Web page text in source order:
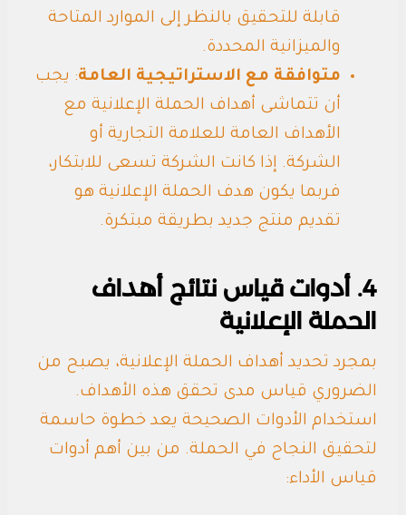
قابلة للتحقيق بالنظر إلى الموارد المتاحة
والميزانية المحددة.
متوافقة مع الاستراتيجية العامة: يجب
أن تتماشى أهداف الحملة الإعلانية مع
الأهداف العامة للعلامة التجارية أو
الشركة. إذا كانت الشركة تسعى للابتكار،
فربما يكون هدف الحملة الإعلانية هو
تقديم منتج جديد بطريقة مبتكرة.
4. أدوات قياس نتائج أهداف
الحملة الإعلانية
بمجرد تحديد أهداف الحملة الإعلانية، يصبح من
الضروري قياس مدى تحقق هذه الأهداف.
استخدام الأدوات الصحيحة يعد خطوة حاسمة
لتحقيق النجاح في الحملة. من بين أهم أدوات
قياس الأداء: